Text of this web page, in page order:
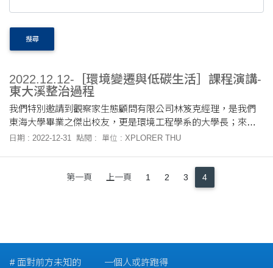
搜尋
2022.12.12-［環境變遷與低碳生活］課程演講-
東大溪整治過程
我們特別邀請到觀察家生態顧問有限公司林笈克經理，是我們
東海大學畢業之傑出校友，更是環境工程學系的大學長；來為
我們講述，東大溪的整治過程，並起連結筏子溪與整個大肚山
日期 : 2022-12-31 點閱 : 單位 : XPLORER THU
第一頁 上一頁 1 2 3 4
# 面對前方未知的
一個人或許跑得